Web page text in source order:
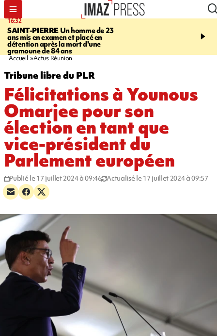
16:32
SAINT-PIERREUn homme de 23
ans mis en examen et placé en
détention après la mort d'une
gramoune de 84 ans
21:08
et Turquie scellent un
Accueil Actus Réunion
Tribune libre du PLR
Félicitations à Younous
Omarjee pour son
élection en tant que
vice-président du
Parlement européen
Publié le 17 juillet 2024 à 09:46 Actualisé le 17 juillet 2024 à 09:57